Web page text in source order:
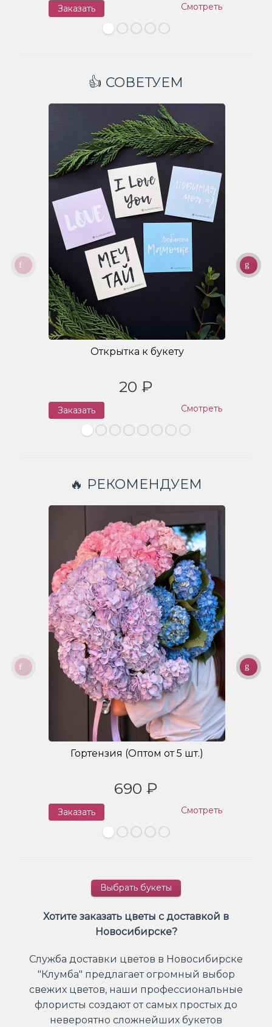
Заказать Смотреть
👍 СОВЕТУЕМ
Открытка к букету
20 ₽
Заказать Смотреть
🔥 РЕКОМЕНДУЕМ
Гортензия (Оптом от 5 шт.)
690 ₽
Заказать Смотреть
Выбрать букеты
Хотите заказать цветы с доставкой в
Новосибирске?
Служба доставки цветов в Новосибирске
"Клумба" предлагает огромный выбор
свежих цветов, наши профессиональные
флористы создают от самых простых до
невероятно сложнейших букетов